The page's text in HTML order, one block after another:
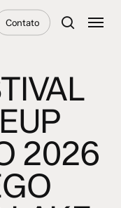
Contato
search
Menu
2026